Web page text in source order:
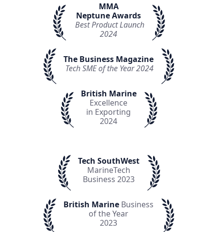
MMA
Neptune Awards
Best Product Launch
2024
The Business Magazine
Tech SME of the Year 2024
British Marine
Excellence
in Exporting
2024
Tech SouthWest
MarineTech
Business 2023
British Marine Business
of the Year
2023